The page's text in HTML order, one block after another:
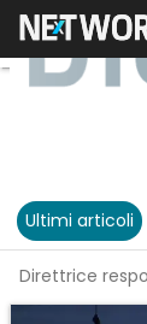
Ultimi articoli
Direttrice